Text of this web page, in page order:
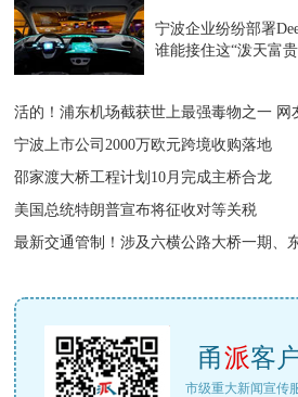
宁波企业纷纷部署
谁能接住这“泼天富贵
活的！浦东机场截获世上最强毒物之一 网
宁波上市公司2000万欧元跨境收购落地
邵家渡大桥工程计划10月完成主桥合龙
美国总统特朗普宣布将征收对等关税
最新交通管制！涉及六横公路大桥一期、
甬派客
市级重大新闻宣传